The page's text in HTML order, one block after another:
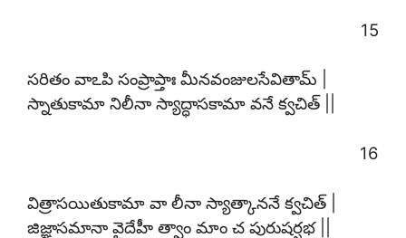
15
సరితం వాఽపి సంప్రాప్తాః మీనవంజులసేవితామ్ |
స్నాతుకామా నిలీనా స్యాద్ధాసకామా వనే క్వచిత్ ||
16
విత్రాసయితుకామా వా లీనా స్యాత్కాననే క్వచిత్ |
జిజ్ఞాసమానా వైదేహీ త్వాం మాం చ పురుషర్షభ ||